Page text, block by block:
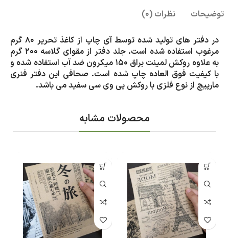
توضیحات نظرات (0)
در دفتر های تولید شده توسط آی چاپ از کاغذ تحریر 80 گرم
مرغوب استفاده شده است. جلد دفتر از مقوای گلاسه 200 گرم
به علاوه روکش لمینت براق 150 میکرون ضد آب استفاده شده و
با کیفیت فوق العاده چاپ شده است. صحافی این دفتر فنری
مارپیچ از نوع فلزی با روکش پی وی سی سفید می باشد.
محصولات مشابه